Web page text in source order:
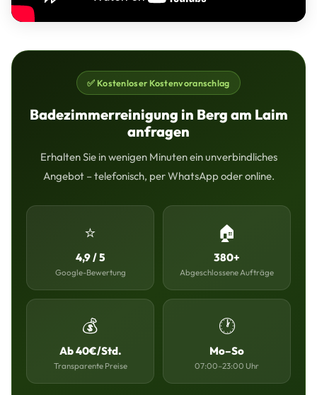
✅ Kostenloser Kostenvoranschlag
Badezimmerreinigung in Berg am Laim
anfragen
Erhalten Sie in wenigen Minuten ein unverbindliches
Angebot – telefonisch, per WhatsApp oder online.
⭐
4,9 / 5
Google-Bewertung
🏠
380+
Abgeschlossene Aufträge
💰
Ab 40€/Std.
Transparente Preise
🕐
Mo–So
07:00–23:00 Uhr